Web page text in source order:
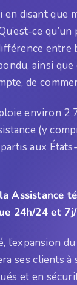
disant que
ce
entre
ainsi
de
environ 2
(y
aux
Assistance
24h/24 et
l’expansion
ses clients
et en